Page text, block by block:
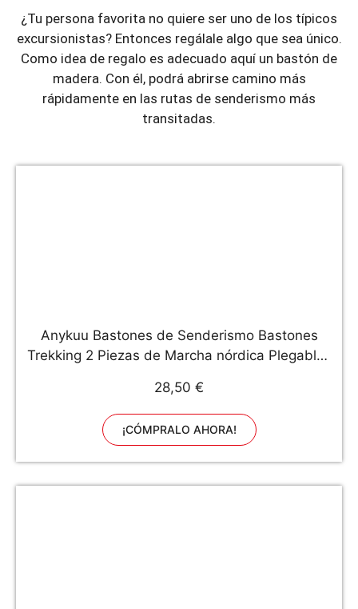
¿Tu persona favorita no quiere ser uno de los típicos
excursionistas? Entonces regálale algo que sea único.
Como idea de regalo es adecuado aquí un bastón de
madera. Con él, podrá abrirse camino más
rápidamente en las rutas de senderismo más
transitadas.
Anykuu Bastones de Senderismo Bastones
Trekking 2 Piezas de Marcha nórdica Plegables
bastón Plegable de Aluminio de aleación de
Llevar Bolsa de montañismo
28,50 €
¡CÓMPRALO AHORA!